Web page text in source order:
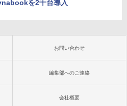
を2千台導入
お問い合わせ
編集部へのご連絡
会社概要